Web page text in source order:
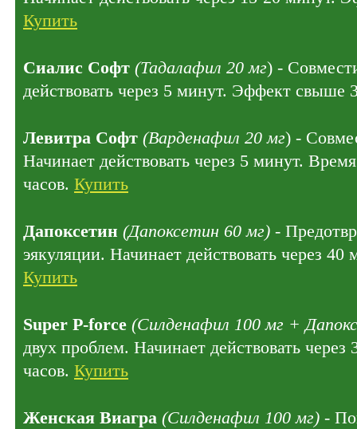
Купить
Сиалис Софт (Тадалафил 20 мг) -
действовать через 5 минут. Эффект свыше
Левитра Софт (Варденафил 20 мг) -
Начинает действовать через 5 минут.
часов. Купить
Дапоксетин (Дапоксетин 60 мг) -
эякуляции. Начинает действовать через
Купить
Super P-force (Силденафил 100 мг +
двух проблем. Начинает действовать
часов. Купить
Женская Виагра (Силденафил 100 мг) -